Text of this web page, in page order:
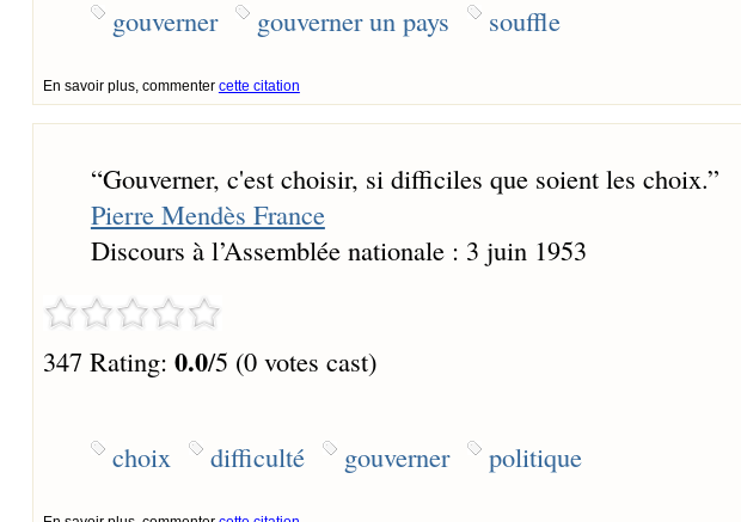
gouverner gouverner un pays souffle
En savoir plus, commenter cette citation
“Gouverner, c'est choisir, si difficiles que soient les choix.”
Pierre Mendès France
Discours à l’Assemblée nationale : 3 juin 1953
347 Rating: 0.0/5 (0 votes cast)
choix difficulté gouverner politique